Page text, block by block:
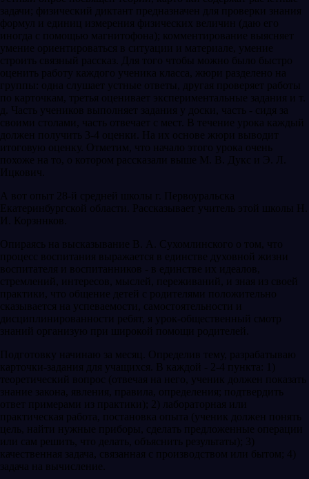
задачи; физический диктант предназначен для проверки знания
формул и единиц измерения физических величин (даю его
иногда с помощью магнитофона); комментирование выясняет
умение ориентироваться в ситуации и материале, умение
строить связный рассказ. Для того чтобы можно было быстро
оценить работу каждого ученика класса, жюри разделено на
группы: одна слушает устные ответы, другая проверяет работы
по карточкам, третья оценивает экспериментальные задания и т.
д. Часть учеников выполняет задания у доски, часть - сидя за
своими столами, часть отвечает с мест. В течение урока каждый
должен получить 3-4 оценки. На их основе жюри выводит
итоговую оценку. Отметим, что начало этого урока очень
похоже на то, о котором рассказали выше М. В. Дукс и Э. Л.
Ицкович.
А вот опыт 28-й средней школы г. Первоуральска
Екатеринбургской области. Рассказывает учитель этой школы Н.
И. Корзннков.
Опираясь на высказывание В. А. Сухомлинского о том, что
процесс воспитания выражается в единстве духовной жизни
воспитателя и воспитанников - в единстве их идеалов,
стремлений, интересов, мыслей, переживаний, и зная из своей
практики, что общение детей с родителями положительно
сказывается на успеваемости, самостоятельности и
дисциплинированности ребят, я урок-общественный смотр
знаний организую при широкой помощи родителей.
Подготовку начинаю за месяц. Определив тему, разрабатываю
карточки-задания для учащихся. В каждой - 2-4 пункта: 1)
теоретический вопрос (отвечая на него, ученик должен показать
знание закона, явления, правила, определения; подтвердить
ответ примерами из практики); 2) лабораторная или
практическая работа, постановка опыта (ученик должен понять
цель, найти нужные приборы, сделать предложенные операции
или сам решить, что делать, объяснить результаты); 3)
качественная задача, связанная с производством или бытом; 4)
задача на вычисление.